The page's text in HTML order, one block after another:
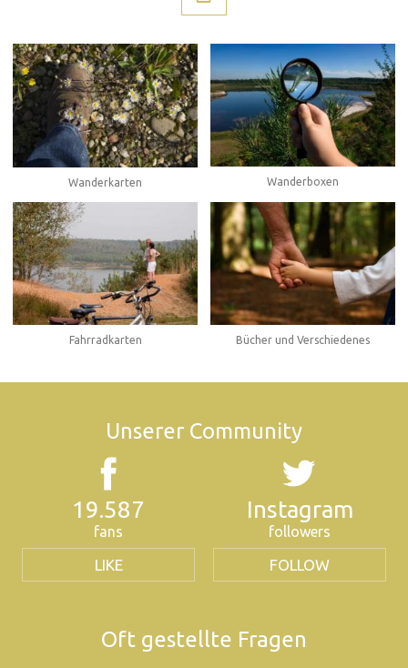
Wanderkarten Wanderboxen
Fahrradkarten Bücher und Verschiedenes
Unserer Community
19.587
fans
LIKE
Instagram
followers
FOLLOW
Oft gestellte Fragen